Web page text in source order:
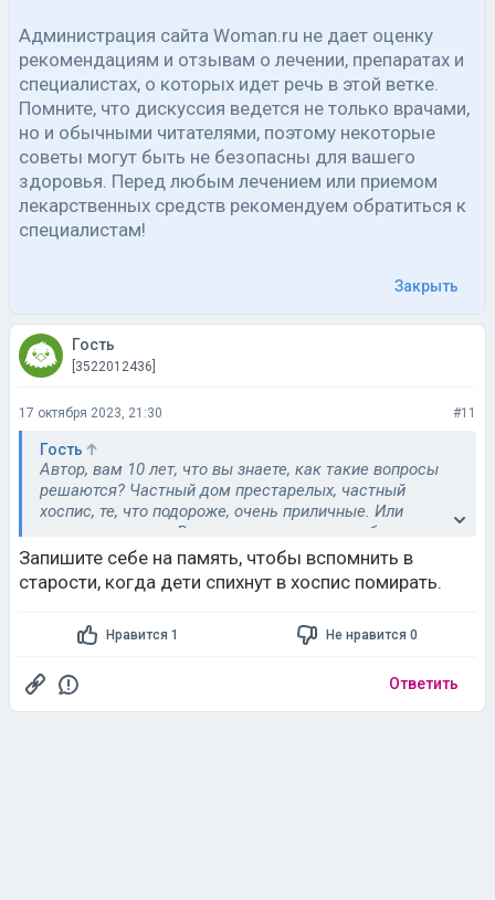
Администрация сайта Woman.ru не дает оценку
рекомендациям и отзывам о лечении, препаратах и
специалистах, о которых идет речь в этой ветке.
Помните, что дискуссия ведется не только врачами,
но и обычными читателями, поэтому некоторые
советы могут быть не безопасны для вашего
здоровья. Перед любым лечением или приемом
лекарственных средств рекомендуем обратиться к
специалистам!
Закрыть
Гость
[3522012436]
17 октября 2023, 21:30 #11
Гость
Автор, вам 10 лет, что вы знаете, как такие вопросы
решаются? Частный дом престарелых, частный
хоспис, те, что подороже, очень приличные. Или
сиделка на дому. Все в деньги упирается обычно,
больше ни во что.
Запишите себе на память, чтобы вспомнить в
старости, когда дети спихнут в хоспис помирать.
Нравится 1 Не нравится 0
Ответить